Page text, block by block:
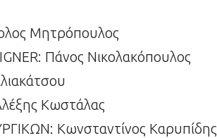
Μητρόπουλος
Πάνος Νικολακόπουλος
Κωστάλας
Kωνσταντίνος Καρυπίδης